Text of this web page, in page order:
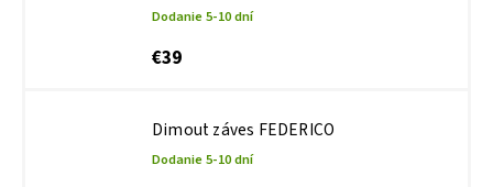
Dodanie 5-10 dní
€39
Dimout záves FEDERICO
Dodanie 5-10 dní